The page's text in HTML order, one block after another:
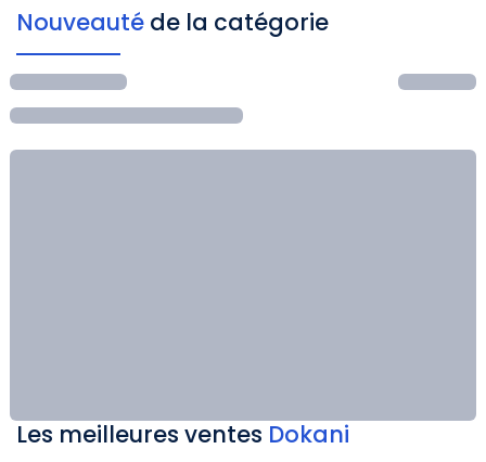
Nouveauté de la catégorie
Les meilleures ventes Dokani